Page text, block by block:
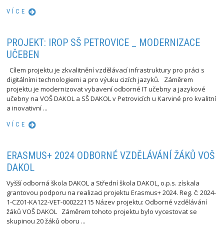
VÍCE
PROJEKT: IROP SŠ PETROVICE _ MODERNIZACE
UČEBEN
Cílem projektu je zkvalitnění vzdělávací infrastruktury pro práci s
digitálními technologiemi a pro výuku cizích jazyků. Záměrem
projektu je modernizovat vybavení odborné IT učebny a jazykové
učebny na VOŠ DAKOL a SŠ DAKOL v Petrovicích u Karviné pro kvalitní
a inovativní ...
VÍCE
ERASMUS+ 2024 ODBORNÉ VZDĚLÁVÁNÍ ŽÁKŮ VOŠ
DAKOL
Vyšší odborná škola DAKOL a Střední škola DAKOL, o.p.s. získala
grantovou podporu na realizaci projektu Erasmus+ 2024. Reg. č: 2024-
1-CZ01-KA122-VET-000222115 Název projektu: Odborné vzdělávání
žáků VOŠ DAKOL Záměrem tohoto projektu bylo vycestovat se
skupinou 20 žáků oboru ...